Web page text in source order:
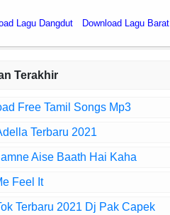
Lagu Dangdut Download Lagu Barat
Terakhir
Free Tamil Songs Mp3
Terbaru 2021
Aise Baath Hai Kaha
Feel It
Terbaru 2021 Dj Pak Capek